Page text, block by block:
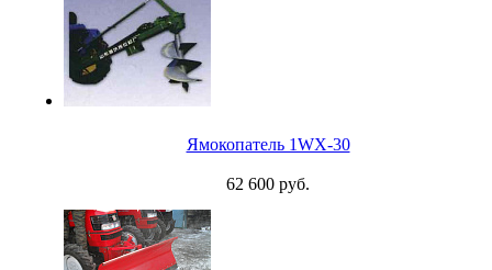
Ямокопатель 1WX-30
62 600 руб.